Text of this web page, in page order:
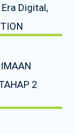
Digital,
2